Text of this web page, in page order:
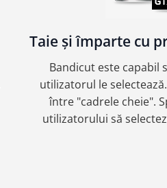
Taie și împarte cu
Bandicut este capabil
utilizatorul le
între "cadrele cheie".
utilizatorului să